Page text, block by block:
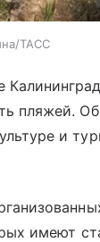
ТАСС
пляжей.
и
имеют